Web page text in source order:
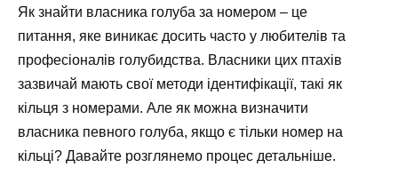
Як знайти власника голуба за номером – це
питання, яке виникає досить часто у любителів та
професіоналів голубидства. Власники цих птахів
зазвичай мають свої методи ідентифікації, такі як
кільця з номерами. Але як можна визначити
власника певного голуба, якщо є тільки номер на
кільці? Давайте розглянемо процес детальніше.